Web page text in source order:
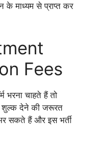
के माध्यम से प्राप्त कर
Fees
भरना चाहते हैं तो
शुल्क देने की जरूरत
सकते हैं और इस भर्ती